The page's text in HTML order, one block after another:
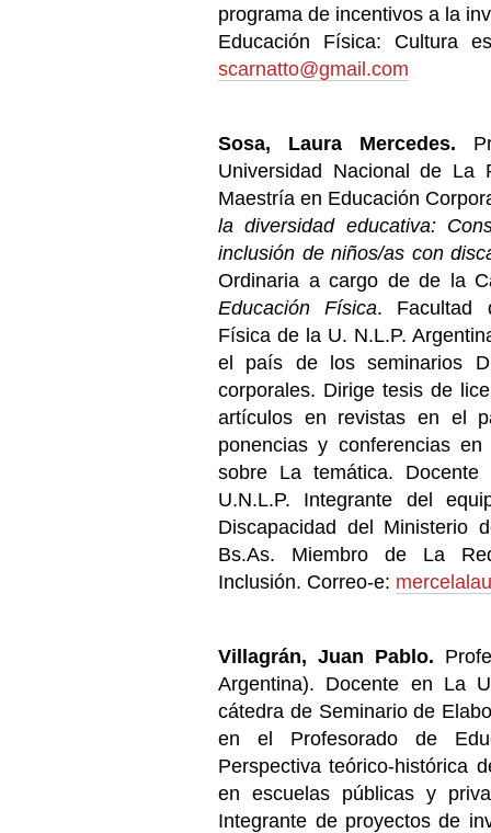
programa de incentivos a la
Educación Física: Cultura
scarnatto@gmail.com
Sosa, Laura Mercedes.
Universidad Nacional de La
Maestría en Educación
la diversidad educativa:
inclusión de niños/as con
Ordinaria a cargo de de la
Educación Física. Facultad
Física de la U. N.L.P.
el país de los seminarios
corporales. Dirige tesis de
artículos en revistas en el
ponencias y conferencias
sobre La temática. Docente
U.N.L.P. Integrante del
Discapacidad del Ministerio
Bs.As. Miembro de La
Inclusión. Correo-e:
Villagrán, Juan Pablo.
Argentina). Docente en La
cátedra de Seminario de
en el Profesorado de
Perspectiva teórico-histórica
en escuelas públicas y
Integrante de proyectos de